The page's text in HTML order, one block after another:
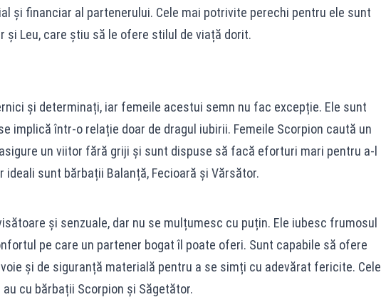
și financiar al partenerului. Cele mai potrivite perechi pentru ele sunt
și Leu, care știu să le ofere stilul de viață dorit.
și determinați, iar femeile acestui semn nu fac excepție. Ele sunt
implică într-o relație doar de dragul iubirii. Femeile Scorpion caută un
un viitor fără griji și sunt dispuse să facă eforturi mari pentru a-l
ideali sunt bărbații Balanță, Fecioară și Vărsător.
și senzuale, dar nu se mulțumesc cu puțin. Ele iubesc frumosul
pe care un partener bogat îl poate oferi. Sunt capabile să ofere
și de siguranță materială pentru a se simți cu adevărat fericite. Cele
cu bărbații Scorpion și Săgetător.